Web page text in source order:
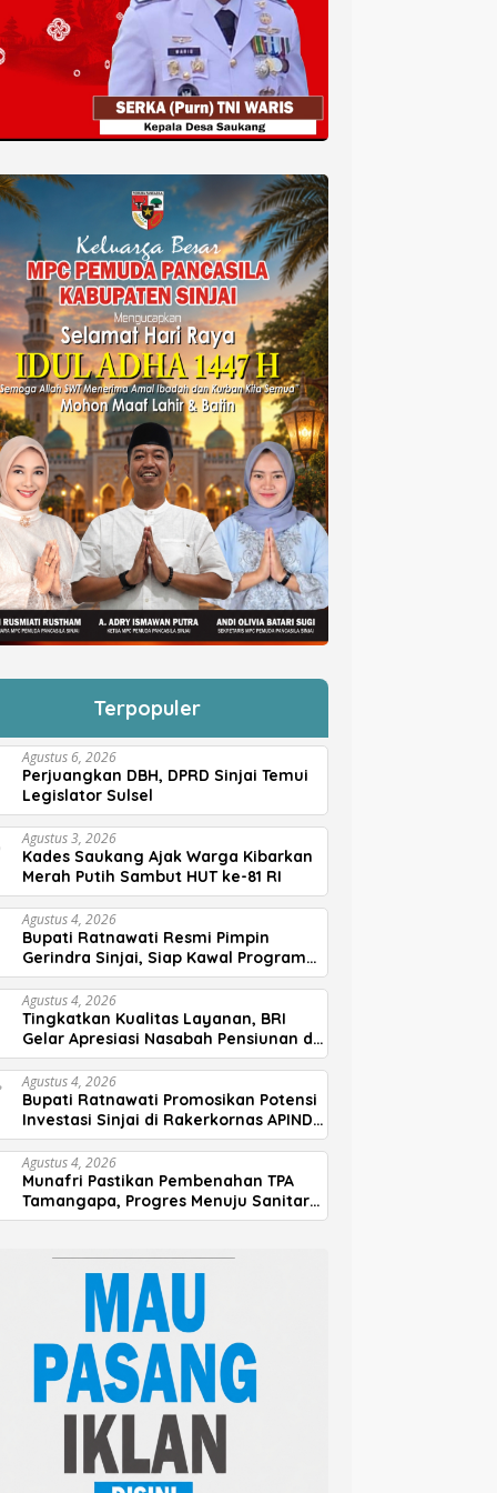
Terpopuler
Agustus 6, 2026
Perjuangkan DBH, DPRD Sinjai Temui
Legislator Sulsel
Agustus 3, 2026
Kades Saukang Ajak Warga Kibarkan
Merah Putih Sambut HUT ke-81 RI
Agustus 4, 2026
Bupati Ratnawati Resmi Pimpin
Gerindra Sinjai, Siap Kawal Program
Prabowo
Agustus 4, 2026
Tingkatkan Kualitas Layanan, BRI
Gelar Apresiasi Nasabah Pensiunan di
Parepare
Agustus 4, 2026
Bupati Ratnawati Promosikan Potensi
Investasi Sinjai di Rakerkornas APINDO
2026
Agustus 4, 2026
Munafri Pastikan Pembenahan TPA
Tamangapa, Progres Menuju Sanitary
Landfill Capai 93 Persen